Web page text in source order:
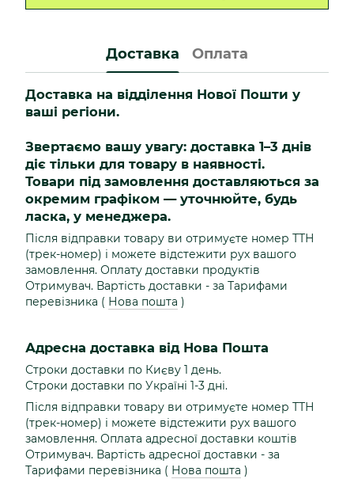
Доставка Оплата
Доставка на відділення Нової Пошти у
ваші регіони.
Звертаємо вашу увагу: доставка 1–3 днів
діє тільки для товару в наявності.
Товари під замовлення доставляються за
окремим графіком — уточнюйте, будь
ласка, у менеджера.
Після відправки товару ви отримуєте номер ТТН
(трек-номер) і можете відстежити рух вашого
замовлення. Оплату доставки продуктів
Отримувач. Вартість доставки - за Тарифами
перевізника ( Нова пошта )
Адресна доставка від Нова Пошта
Строки доставки по Києву 1 день.
Строки доставки по Україні 1-3 дні.
Після відправки товару ви отримуєте номер ТТН
(трек-номер) і можете відстежити рух вашого
замовлення. Оплата адресної доставки коштів
Отримувач. Вартість адресної доставки - за
Тарифами перевізника ( Нова пошта )